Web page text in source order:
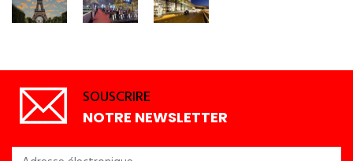
SOUSCRIRE
NOTRE NEWSLETTER